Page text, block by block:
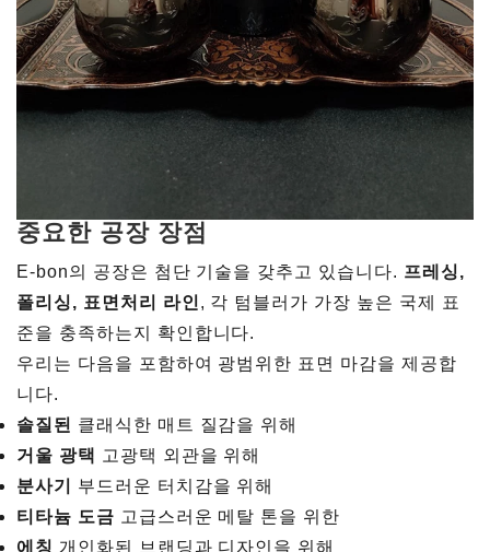
중요한 공장 장점
E-bon의 공장은 첨단 기술을 갖추고 있습니다. 프레싱,
폴리싱, 표면처리 라인 , 각 텀블러가 가장 높은 국제 표
준을 충족하는지 확인합니다.
우리는 다음을 포함하여 광범위한 표면 마감을 제공합
니다.
솔질된 클래식한 매트 질감을 위해
거울 광택 고광택 외관을 위해
분사기
부드러운 터치감을 위해
티타늄 도금 고급스러운 메탈 톤을 위한
에칭 개인화된 브랜딩과 디자인을 위해